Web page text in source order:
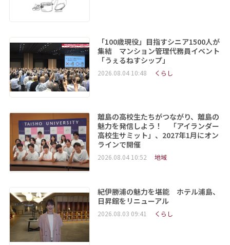
「100歳現役」目指すシニア1500人が
集結 マンション管理代務員イベント
「うぇるねすシップ」
2026.08.04 10:48 くらし
離島の高校生たちがつながり、離島の
魅力を発信しよう！ 「アイランダー
高校生サミット」、2027年1月にオン
ラインで開催
2026.08.04 10:52 地域
紀伊勝浦の魅力を堪能 ホテル浦島、
日昇館をリニューアル
2026.08.03 09:41 くらし